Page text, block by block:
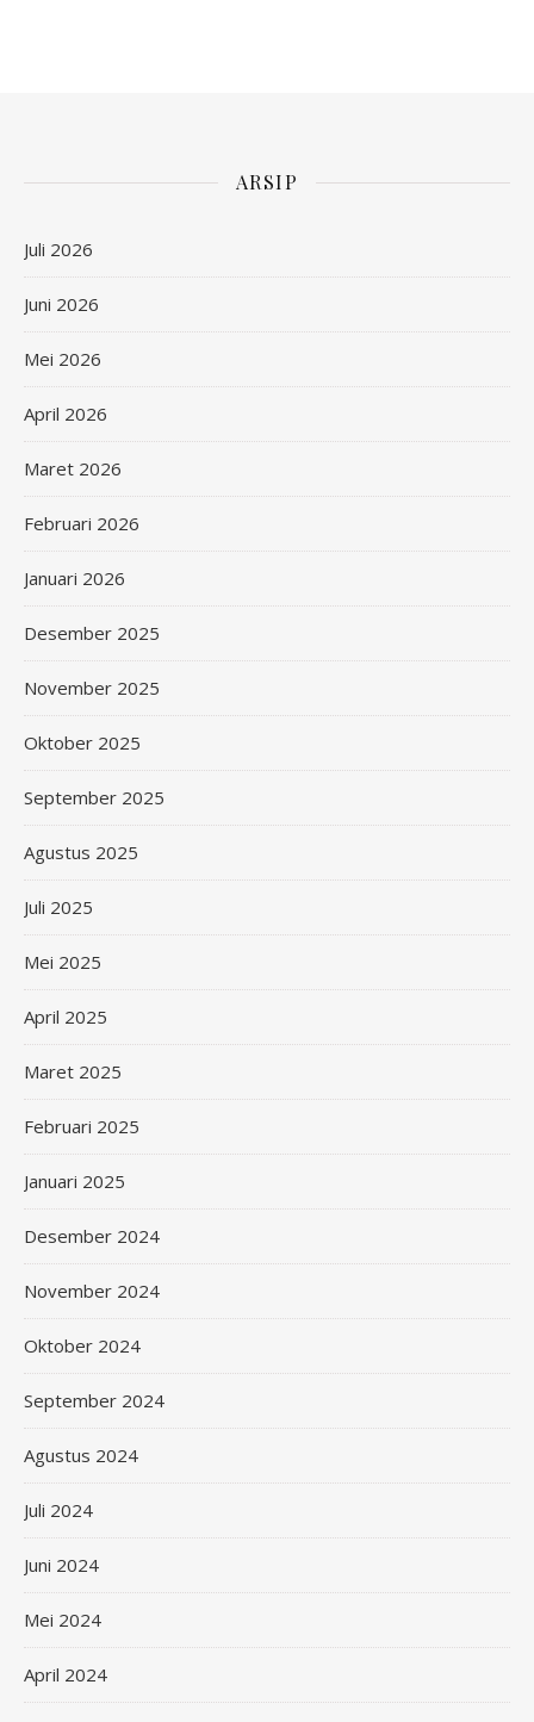
ARSIP
Juli 2026
Juni 2026
Mei 2026
April 2026
Maret 2026
Februari 2026
Januari 2026
Desember 2025
November 2025
Oktober 2025
September 2025
Agustus 2025
Juli 2025
Mei 2025
April 2025
Maret 2025
Februari 2025
Januari 2025
Desember 2024
November 2024
Oktober 2024
September 2024
Agustus 2024
Juli 2024
Juni 2024
Mei 2024
April 2024